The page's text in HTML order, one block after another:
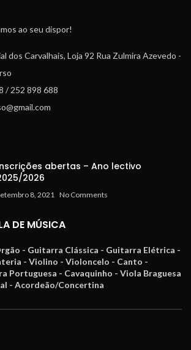
ao seu dispor!
dos Carvalhais, Loja 92 Rua Zulmira Azevedo -
/ 252 898 688
abertas – Ano lectivo
2026
8, 2021 No Comments
DE MÚSICA
- Guitarra Clássica - Guitarra Elétrica -
- Violino - Violoncelo - Canto -
Portuguesa - Cavaquinho - Viola Braguesa
- Acordeão/Concertina